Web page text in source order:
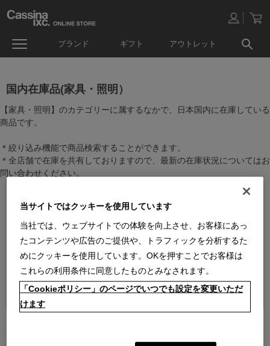
ブランド ギフト アウトレット
国内在庫品(家具・照明）
【家具・照明】のカテゴリーに属するなかで、日本国内に在庫している
商品です。
＊絞り込み機能で商品検索することができます。
＊全店舗で在庫を共有しておりますので、最新の在庫状況についてはお
問い合わせください。
並べ替え：
当サイトではクッキーを使用しています
当社では、ウェブサイトでの体験を向上させ、お客様にあっ
たコンテンツや広告のご提供や、トラフィックを分析するた
めにクッキーを使用しています。OKを押すことでお客様は
これらの利用条件に同意したものとみなされます。
「Cookieポリシー」のページでいつでも設定を変更いただ
けます